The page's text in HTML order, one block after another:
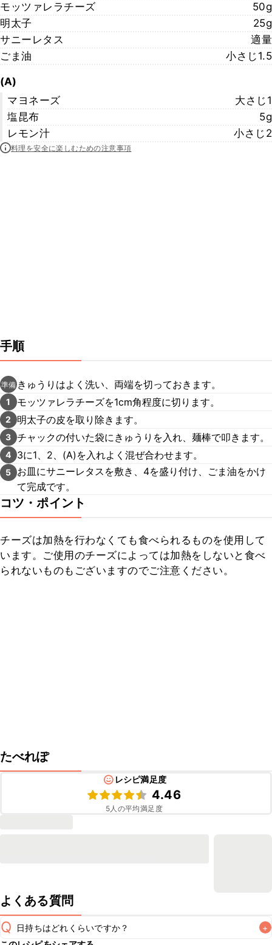
モッツァレラチーズ
50g
明太子
25g
サニーレタス
適量
ごま油
小さじ1.5
(A)
マヨネーズ
大さじ1
塩昆布
5g
レモン汁
小さじ2
料理を安全に楽しむための注意事項
手順
準備 きゅうりはよく洗い、両端を切っておきます。
1 モッツァレラチーズを1cm角程度に切ります。
2 明太子の皮を取り除きます。
3 チャックの付いた袋にきゅうりを入れ、麺棒で叩きます。
4 3に1、2、(A)を入れよく混ぜ合わせます。
5
お皿にサニーレタスを敷き、4を盛り付け、ごま油をかけ
て完成です。
コツ・ポイント
チーズは加熱を行わなくても食べられるものを使用して
います。ご使用のチーズによっては加熱をしないと食べ
られないものもございますのでご注意ください。
たべれぽ
レシピ満足度
4.46
5人の平均満足度
よくある質問
Q 日持ちはどれくらいですか？
+